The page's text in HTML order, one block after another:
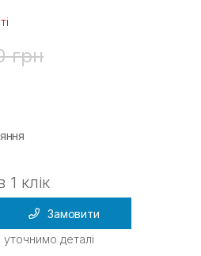
грн
клік
Замовити
деталі